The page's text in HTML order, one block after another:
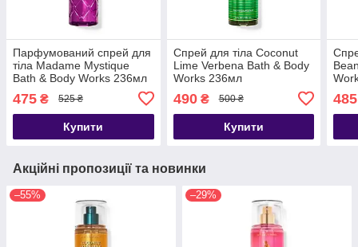
Парфумований спрей для
тіла Madame Mystique
Bath & Body Works 236мл
475 ₴ 525 ₴
Купити
Спрей для тіла Coconut
Lime Verbena Bath & Body
Works 236мл
490₴ 500 ₴
Купити
485
Акційні пропозиції та новинки
–55% –29%